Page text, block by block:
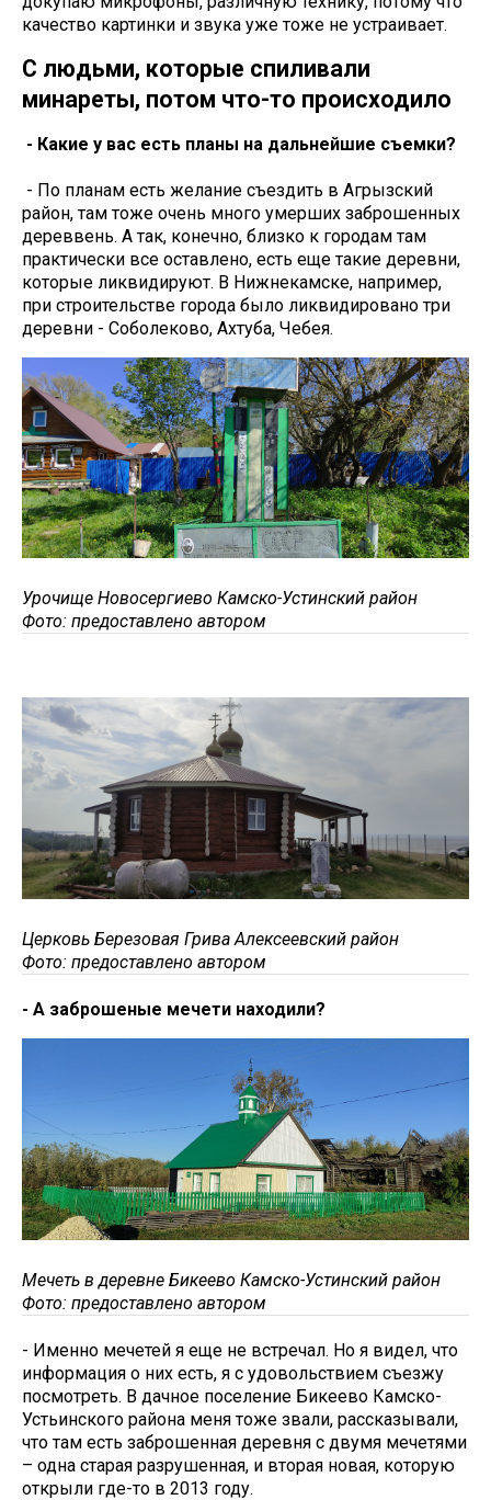
качество картинки и звука уже тоже не устраивает.
С людьми, которые спиливали
минареты, потом что-то происходило
- Какие у вас есть планы на дальнейшие съемки?
- По планам есть желание съездить в Агрызский
район, там тоже очень много умерших заброшенных
дереввень. А так, конечно, близко к городам там
практически все оставлено, есть еще такие деревни,
которые ликвидируют. В Нижнекамске, например,
при строительстве города было ликвидировано три
деревни - Соболеково, Ахтуба, Чебея.
Урочище Новосергиево Камско-Устинский район
Фото: предоставлено автором
Церковь Березовая Грива Алексеевский район
Фото: предоставлено автором
- А заброшеные мечети находили?
Мечеть в деревне Бикеево Камско-Устинский район
Фото: предоставлено автором
- Именно мечетей я еще не встречал. Но я видел, что
информация о них есть, я с удовольствием съезжу
посмотреть. В дачное поселение Бикеево Камско-
Устьинского района меня тоже звали, рассказывали,
что там есть заброшенная деревня с двумя мечетями
– одна старая разрушенная, и вторая новая, которую
открыли где-то в 2013 году.